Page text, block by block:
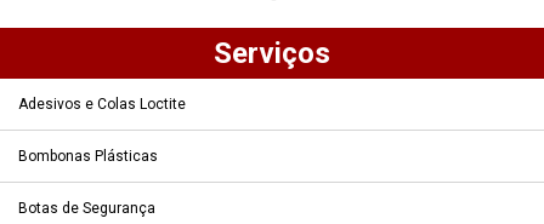
Serviços
Adesivos e Colas Loctite
Bombonas Plásticas
Botas de Segurança